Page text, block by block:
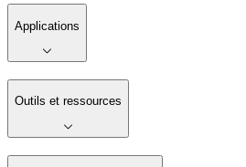
Applications
Outils et ressources